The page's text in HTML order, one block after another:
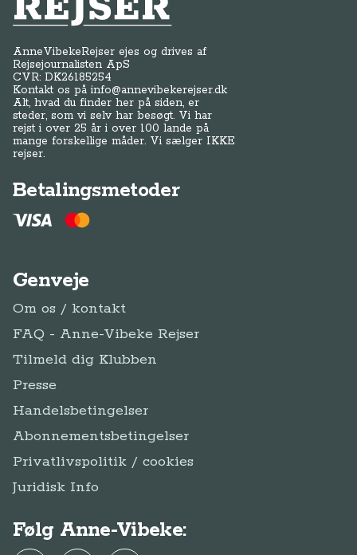
AnneVibekeRejser ejes og drives af
Rejsejournalisten ApS
CVR: DK26185254
Kontakt os påinfo@annevibekerejser.dk
Alt, hvad du finder her på siden, er
steder, som vi selv har besøgt. Vi har
rejst i over 25 år i over 100 lande på
mange forskellige måder. Vi sælger IKKE
rejser.
Betalingsmetoder
Genveje
Om os / kontakt
FAQ - Anne-Vibeke Rejser
Tilmeld dig Klubben
Presse
Handelsbetingelser
Abonnementsbetingelser
Privatlivspolitik / cookies
Juridisk Info
Følg Anne-Vibeke: